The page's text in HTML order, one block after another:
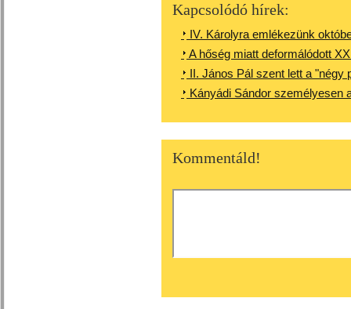
Kapcsolódó hírek:
IV. Károlyra emlékezünk
A hőség miatt deformálódott
II. János Pál szent lett a "négy
Kányádi Sándor személyesen
Kommentáld!